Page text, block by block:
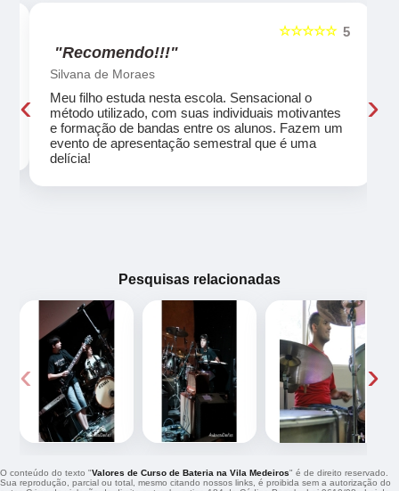
5
☆☆☆☆☆
"Recomendo!!!"
Silvana de Moraes
Meu filho estuda nesta escola. Sensacional o
método utilizado, com suas individuais motivantes
e formação de bandas entre os alunos. Fazem um
evento de apresentação semestral que é uma
delícia!
‹ ›
Pesquisas relacionadas
‹ ›
O conteúdo do texto "Valores de Curso de Bateria na Vila Medeiros" é de direito reservado.
Sua reprodução, parcial ou total, mesmo citando nossos links, é proibida sem a autorização do